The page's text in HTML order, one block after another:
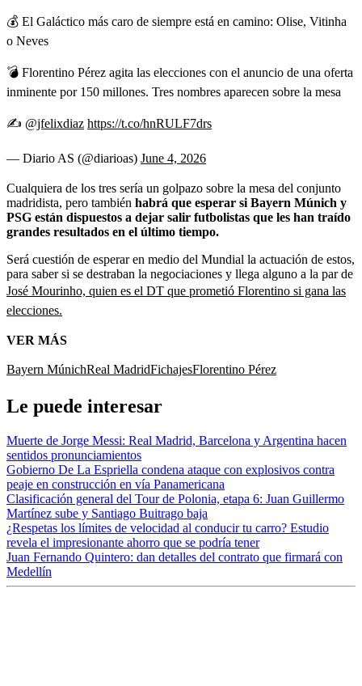
💰 El Galáctico más caro de siempre está en camino: Olise, Vitinha
o Neves
💣 Florentino Pérez agita las elecciones con el anuncio de una oferta
inminente por 150 millones. Tres nombres aparecen sobre la mesa
✍️ @jfelixdiaz https://t.co/hnRULF7drs
— Diario AS (@diarioas) June 4, 2026
Cualquiera de los tres sería un golpazo sobre la mesa del conjunto
madridista, pero también habrá que esperar si Bayern Múnich y
PSG están dispuestos a dejar salir futbolistas que les han traído
grandes resultados en el último tiempo.
Será cuestión de esperar en medio del Mundial la actuación de estos,
para saber si se destraban la negociaciones y llega alguno a la par de
José Mourinho, quien es el DT que prometió Florentino si gana las
elecciones.
VER MÁS
Bayern MúnichReal MadridFichajesFlorentino Pérez
Le puede interesar
Muerte de Jorge Messi: Real Madrid, Barcelona y Argentina hacen
sentidos pronunciamientos
Gobierno De La Espriella condena ataque con explosivos contra
peaje en construcción en vía Panamericana
Clasificación general del Tour de Polonia, etapa 6: Juan Guillermo
Martínez sube y Santiago Buitrago baja
¿Respetas los límites de velocidad al conducir tu carro? Estudio
revela el impresionante ahorro que se podría tener
Juan Fernando Quintero: dan detalles del contrato que firmará con
Medellín